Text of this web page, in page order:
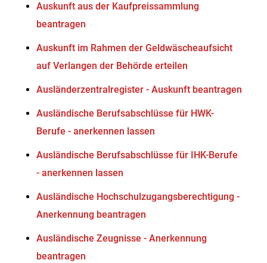
Auskunft aus der Kaufpreissammlung
beantragen
Auskunft im Rahmen der Geldwäscheaufsicht
auf Verlangen der Behörde erteilen
Ausländerzentralregister - Auskunft beantragen
Ausländische Berufsabschlüsse für HWK-
Berufe - anerkennen lassen
Ausländische Berufsabschlüsse für IHK-Berufe
- anerkennen lassen
Ausländische Hochschulzugangsberechtigung -
Anerkennung beantragen
Ausländische Zeugnisse - Anerkennung
beantragen